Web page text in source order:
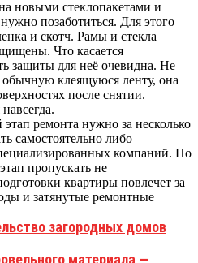
новыми стеклопакетами и
позаботиться. Для этого
и скотч. Рамы и стекла
Что касается
защиты для неё очевидна. Не
обычную клеящуюся ленту, она
после снятии.
ремонта нужно за несколько
самостоятельно либо
компаний. Но
пропускать не
квартиры повлечет за
и затянутые ремонтные
загородных домов
материала —